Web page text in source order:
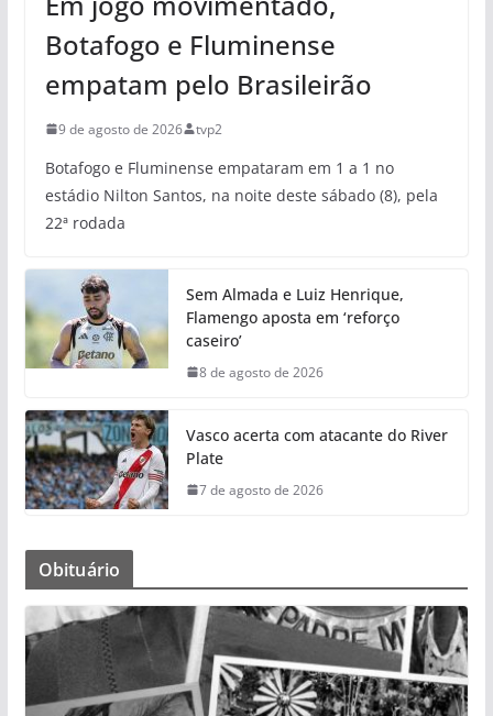
Botafogo e Fluminense
empatam pelo Brasileirão
9 de agosto de 2026 tvp2
Botafogo e Fluminense empataram em 1 a 1 no
estádio Nilton Santos, na noite deste sábado (8), pela
22ª rodada
Sem Almada e Luiz Henrique,
Flamengo aposta em ‘reforço
caseiro’
8 de agosto de 2026
Vasco acerta com atacante do River
Plate
7 de agosto de 2026
Obituário